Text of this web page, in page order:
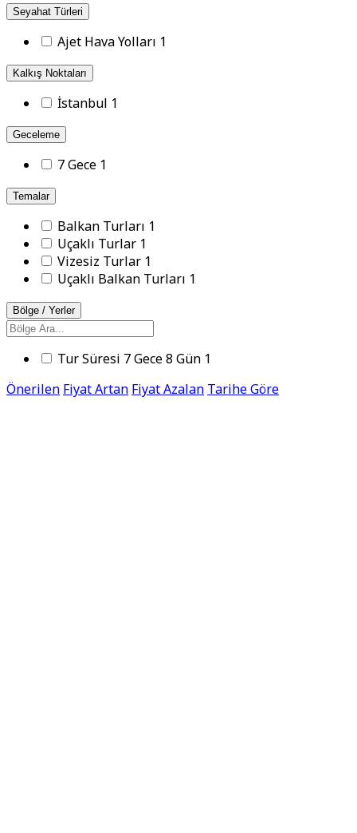
Seyahat Türleri
Ajet Hava Yolları 1
Kalkış Noktaları
İstanbul 1
Geceleme
7 Gece 1
Temalar
Balkan Turları 1
Uçaklı Turlar 1
Vizesiz Turlar 1
Uçaklı Balkan Turları 1
Bölge / Yerler
Tur Süresi 7 Gece 8 Gün 1
Önerilen Fiyat Artan Fiyat Azalan Tarihe Göre